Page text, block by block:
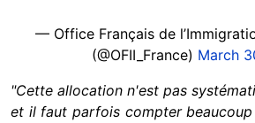
— Office Français de
(@OFII_France) March
"Cette allocation n'est pas
et il faut parfois compter